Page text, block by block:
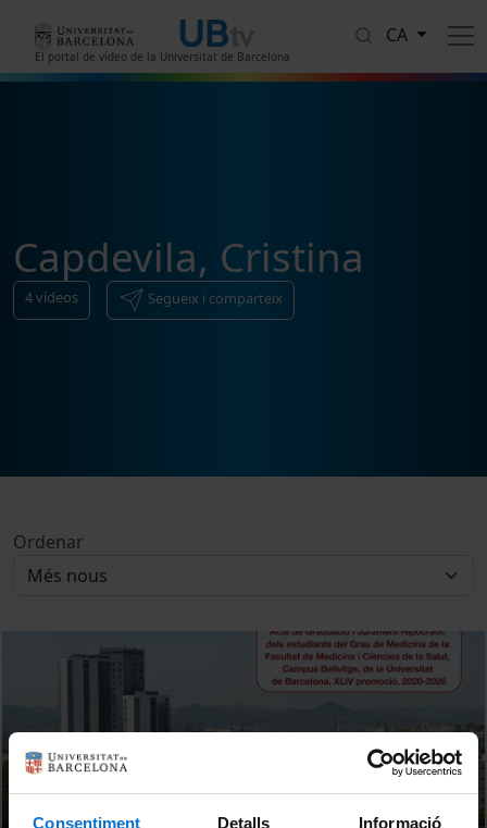
Consentiment Detalls Informació
El portal de vídeo de la Universitat de Barcelona
CA
Capdevila, Cristina
4vídeos Segueix i comparteix
Ordenar